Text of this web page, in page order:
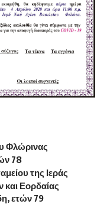
Φλώρινας
78
της Ιεράς
Εορδαίας
ετών 79